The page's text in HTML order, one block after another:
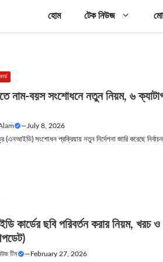
হোম টেক নিউজ
নাম-বয়স সংশোধনে নতুন নিয়ম, ৬
— July 8, 2026
(এনআইডি) সংশোধন প্রক্রিয়ায় নতুন নির্দেশনা জারি করেছে
কার্ডের ছবি পরিবর্তন করার নিয়ম,
টিম — February 27, 2026